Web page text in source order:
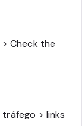
Check the
> links